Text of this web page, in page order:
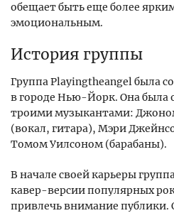
обещает быть еще более
эмоциональным.
История группы
Группа Playingtheangel была
в городе Нью-Йорк. Она была
троими музыкантами:
(вокал, гитара), Мэри
Томом Уилсоном (барабаны).
В начале своей карьеры
кавер-версии популярных
привлечь внимание публики.